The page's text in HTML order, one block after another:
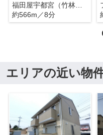
福田屋宇都宮（竹林）店
約566m／8分
エリアの近い物